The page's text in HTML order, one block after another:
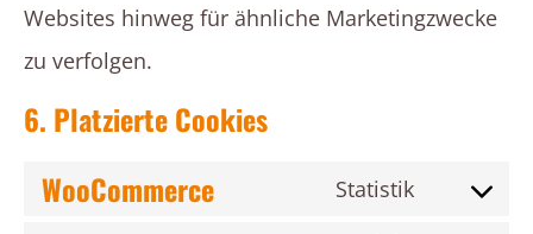
Websites hinweg für ähnliche Marketingzwecke
zu verfolgen.
6. Platzierte Cookies
WooCommerce
Statistik